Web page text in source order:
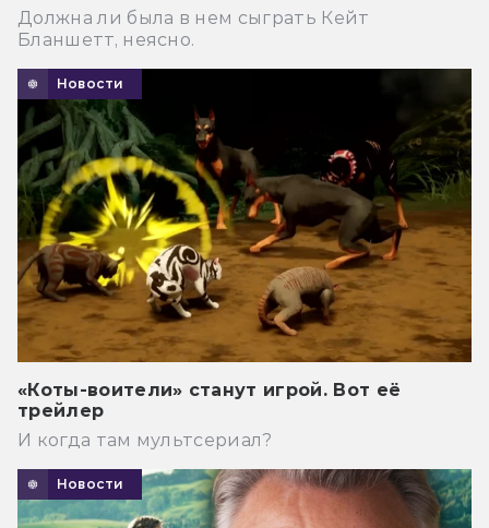
Должна ли была в нем сыграть Кейт
Бланшетт, неясно.
Новости
«Коты-воители» станут игрой. Вот её
трейлер
И когда там мультсериал?
Новости